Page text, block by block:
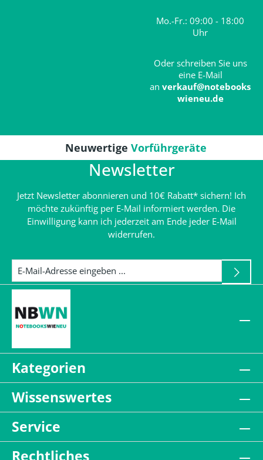
Mo.-Fr.: 09:00 - 18:00
Uhr
Oder schreiben Sie uns
eine E-Mail
an verkauf@notebooks
wieneu.de
Neuwertige Vorführgeräte
Newsletter
Jetzt Newsletter abonnieren und 10€ Rabatt* sichern! Ich
möchte zukünftig per E-Mail informiert werden. Die
Einwilligung kann ich jederzeit am Ende jeder E-Mail
widerrufen.
Kategorien
Wissenswertes
Service
Rechtliches